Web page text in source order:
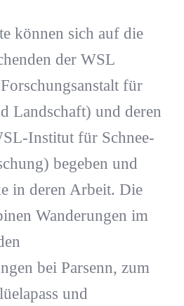
können sich auf die
der WSL
für
Landschaft) und deren
Institut für Schnee-
begeben und
in deren Arbeit. Die
Wanderungen im
bei Parsenn, zum
und